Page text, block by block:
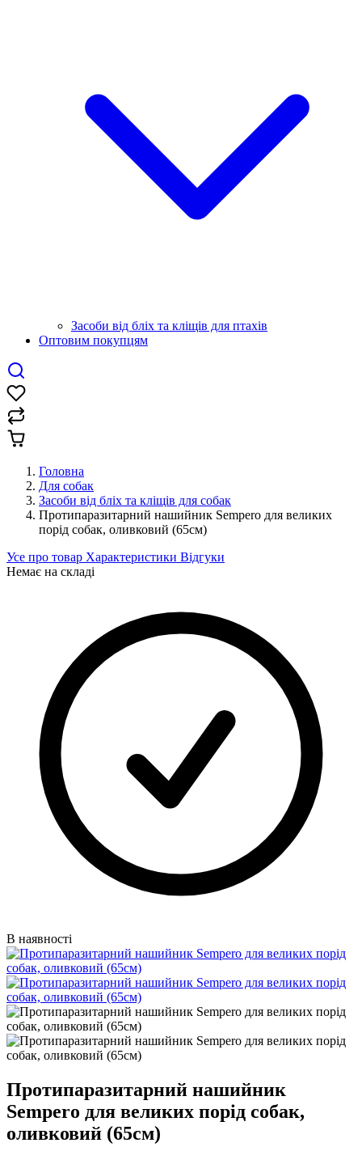
Засоби від бліх та кліщів для птахів
Оптовим покупцям
Головна
Для собак
Засоби від бліх та кліщів для собак
Протипаразитарний нашийник Sempero для великих
порід собак, оливковий (65см)
Усе про товар Характеристики Відгуки
Немає на складі
В наявності
Протипаразитарний нашийник
Sempero для великих порід собак,
оливковий (65см)